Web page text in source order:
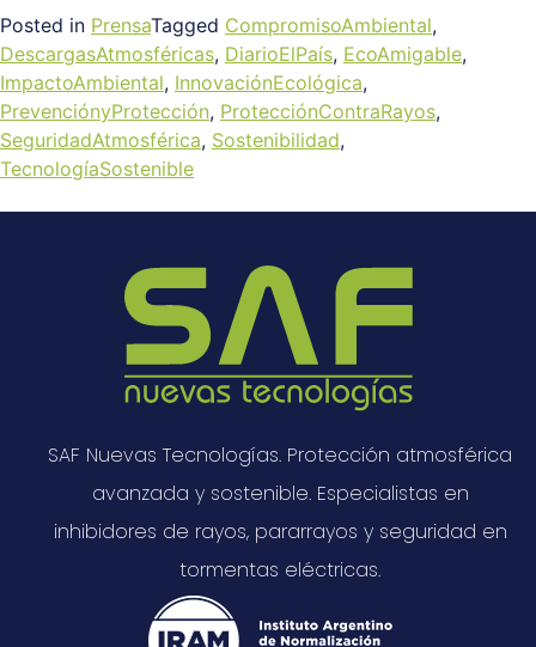
Posted in PrensaTagged CompromisoAmbiental,
DescargasAtmosféricas, DiarioElPaís, EcoAmigable,
ImpactoAmbiental, InnovaciónEcológica,
PrevenciónyProtección, ProtecciónContraRayos,
SeguridadAtmosférica, Sostenibilidad,
TecnologíaSostenible
SAF Nuevas Tecnologías. Protección atmosférica
avanzada y sostenible. Especialistas en
inhibidores de rayos, pararrayos y seguridad en
tormentas eléctricas.